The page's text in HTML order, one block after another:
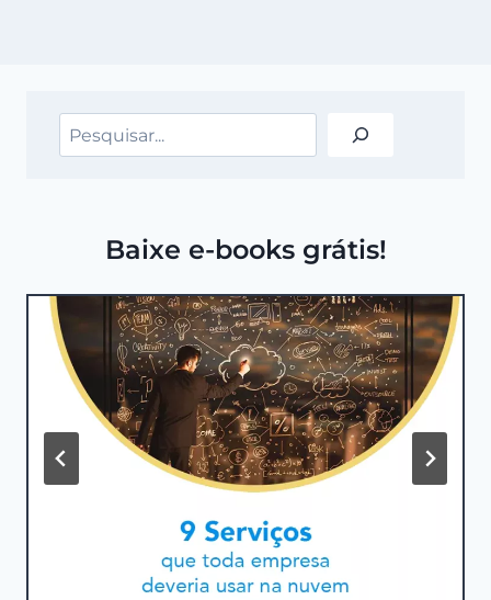
Pesquisar
Baixe e-books grátis!